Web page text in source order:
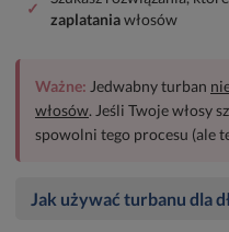
✓
zaplataniawłosów
Ważne: Jedwabny turban
włosów. Jeśli Twoje włosy
spowolni tego procesu (ale
Jak używać turbanu dla